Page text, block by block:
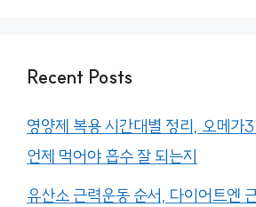
Recent Posts
영양제 복용 시간대별 정리, 오메가
언제 먹어야 흡수 잘 되는지
유산소 근력운동 순서, 다이어트엔